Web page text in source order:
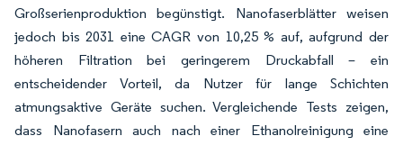
Großserienproduktion begünstigt. Nanofaserblätter weisen
jedoch bis 2031 eine CAGR von 10,25 % auf, aufgrund der
höheren Filtration bei geringerem Druckabfall – ein
entscheidender Vorteil, da Nutzer für lange Schichten
atmungsaktive Geräte suchen. Vergleichende Tests zeigen,
dass Nanofasern auch nach einer Ethanolreinigung eine